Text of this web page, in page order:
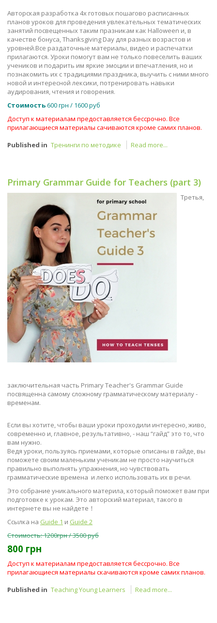
Авторская разработка 4х готовых пошагово расписанных
планов уроков для проведения увлекательных тематических
занятий посвещенных таким празникам как Halloween и, в
качестве бонуса, Thanksgiving Day для разных возрастов и
уровней.Все раздаточные материалы, видео и распечатки
прилагаются. Уроки помогут вам не только повеселить ваших
учеников и подарить им яркие эмоции и впечатления, но и
познакомить их с традициями праздника, выучить с ними много
новой и интересной лексики, потренировать навыки
аудирования, чтения и говорения.
Стоимость600 грн / 1600 руб
Доступ к материалам предоставляется бессрочно. Все
прилагающиеся материалы сачиваются кроме самих планов.
Published in Тренинги по методике Read more...
Primary Grammar Guide for Teachers (part 3)
Третья,
заключительная часть Primary Teacher's Grammar Guide
посвященна самому сложному грамматическому материалу -
временам.
Если вы хотите, чтобы ваши уроки проходили интересно, живо,
современно и, главное, результативно, - наш “гайд” это то, что
вам нужно.
Ведя уроки, пользуясь приемами, которые описаны в гайде, вы
поможете своим маленьким ученикам не просто научиться
правильно выполнять упражнения, но чувствовать
грамматические времена и легко использовать их в речи.
Это собрание уникального материла, который поможет вам при
подготовке к урокам. Это авторский материал, такого в
интернете вы не найдете ！
Ссылка на Guide 1 и Guide 2
Стоимость: 1200грн / 3500 руб
800 грн
Доступ к материалам предоставляется бессрочно. Все
прилагающиеся материалы скачиваются кроме самих планов.
Published in Teaching Young Learners Read more...